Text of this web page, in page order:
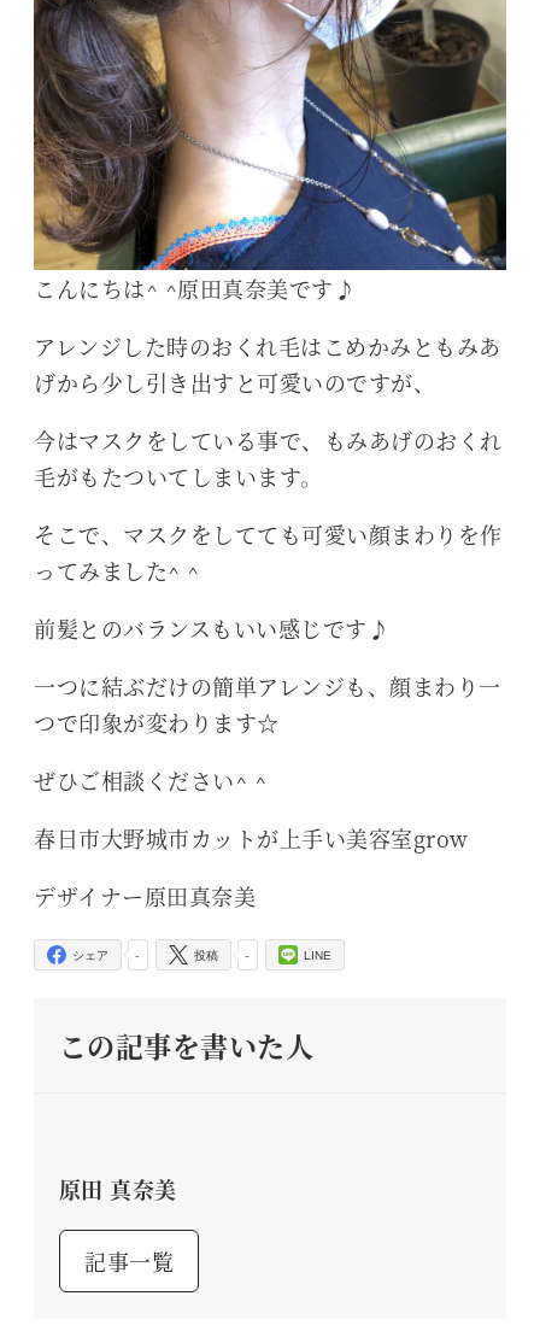
こんにちは^ ^原田真奈美です♪
アレンジした時のおくれ毛はこめかみともみあ
げから少し引き出すと可愛いのですが、
今はマスクをしている事で、もみあげのおくれ
毛がもたついてしまいます。
そこで、マスクをしてても可愛い顔まわりを作
ってみました^ ^
前髪とのバランスもいい感じです♪
一つに結ぶだけの簡単アレンジも、顔まわり一
つで印象が変わります☆
ぜひご相談ください^ ^
春日市大野城市カットが上手い美容室grow
デザイナー原田真奈美
-
シェア -
投稿 LINE
この記事を書いた人
原田 真奈美
記事一覧